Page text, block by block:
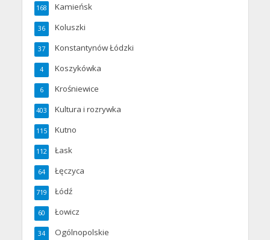
Kamieńsk
168
Koluszki
36
Konstantynów Łódzki
37
Koszykówka
4
Krośniewice
6
Kultura i rozrywka
403
Kutno
115
Łask
112
Łęczyca
64
Łódź
719
Łowicz
60
Ogólnopolskie
34